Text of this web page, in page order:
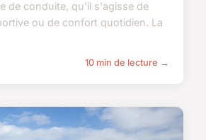
de conduite, qu'il s'agisse de
ou de confort quotidien. La
10 min de lecture →